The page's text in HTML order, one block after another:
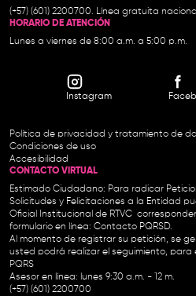
(+57) (601) 2200700. Línea gratuita
HORARIO DE ATENCIÓN
Lunes a viernes de 8:00 a.m. a 5:00 p.m.
Instagram
Política de privacidad y tratamiento de
Condiciones de uso
Accesibilidad
CONTACTO VIRTUAL
Estimado Ciudadano: Para radicar
Solicitudes y Felicitaciones a la Entidad
Oficial Institucional de RTVC
formulario en línea: Contacto PQRSD.
Al momento de registrar su petición, se
usted podrá realizar el seguimiento, para
PQRS
Asesor en línea: lunes 9:30 a.m. - 12 m.
(+57) (601) 2200700